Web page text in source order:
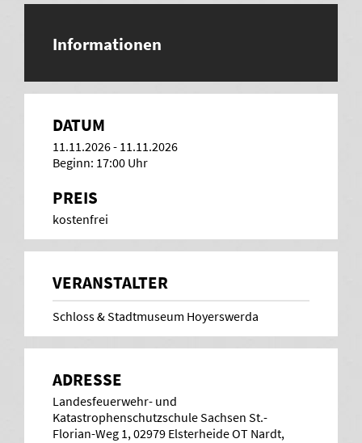
Informationen
DATUM
11.11.2026- 11.11.2026
Beginn: 17:00 Uhr
PREIS
kostenfrei
VERANSTALTER
Schloss & Stadtmuseum Hoyerswerda
ADRESSE
Landesfeuerwehr- und
Katastrophenschutzschule Sachsen St.-
Florian-Weg 1, 02979 Elsterheide OT Nardt,